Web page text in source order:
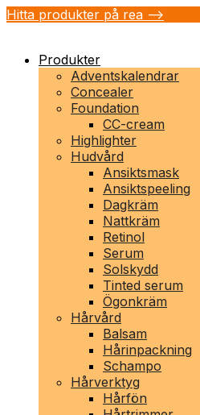
Hitta produkter på rea -->
Produkter
Adventskalendrar
Concealer
Foundation
CC-cream
Highlighter
Hudvård
Ansiktsmask
Ansiktspeeling
Dagkräm
Nattkräm
Retinol
Serum
Solskydd
Tinted serum
Ögonkräm
Hårvård
Balsam
Hårinpackning
Schampo
Hårverktyg
Hårfön